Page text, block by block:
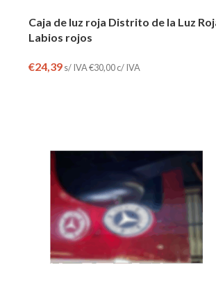
Caja de luz roja Distrito de la Luz
Labios rojos
€24,39s/ IVA€30,00c/ IVA